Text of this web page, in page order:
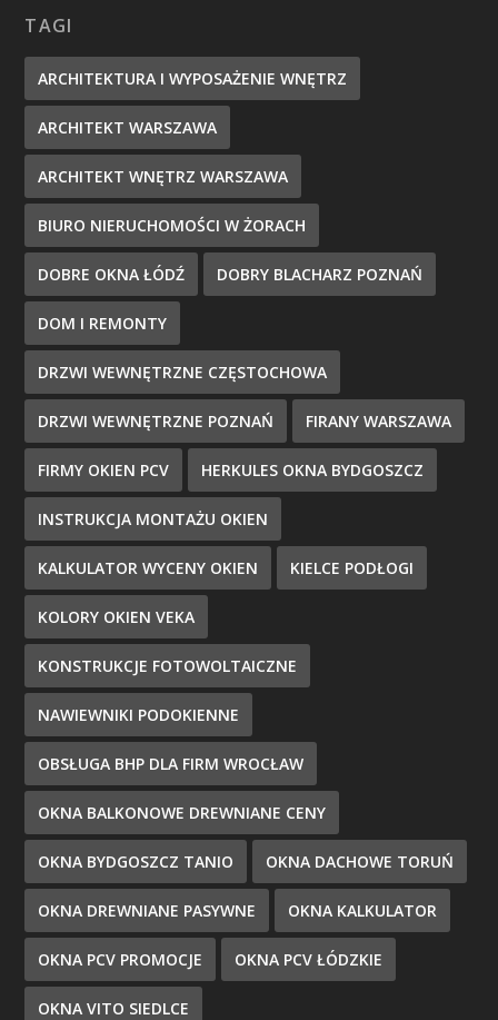
TAGI
ARCHITEKTURA I WYPOSAŻENIE WNĘTRZ
ARCHITEKT WARSZAWA
ARCHITEKT WNĘTRZ WARSZAWA
BIURO NIERUCHOMOŚCI W ŻORACH
DOBRE OKNA ŁÓDŹ DOBRY BLACHARZ POZNAŃ
DOM I REMONTY
DRZWI WEWNĘTRZNE CZĘSTOCHOWA
DRZWI WEWNĘTRZNE POZNAŃ FIRANY WARSZAWA
FIRMY OKIEN PCV HERKULES OKNA BYDGOSZCZ
INSTRUKCJA MONTAŻU OKIEN
KALKULATOR WYCENY OKIEN KIELCE PODŁOGI
KOLORY OKIEN VEKA
KONSTRUKCJE FOTOWOLTAICZNE
NAWIEWNIKI PODOKIENNE
OBSŁUGA BHP DLA FIRM WROCŁAW
OKNA BALKONOWE DREWNIANE CENY
OKNA BYDGOSZCZ TANIO OKNA DACHOWE TORUŃ
OKNA DREWNIANE PASYWNE OKNA KALKULATOR
OKNA PCV PROMOCJE OKNA PCV ŁÓDZKIE
OKNA VITO SIEDLCE